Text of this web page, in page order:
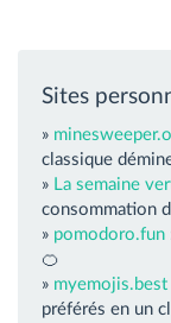
Sites
»
classique
» La semaine
consommation
» pomodoro.fun
🍊
» myemojis.best
préférés en un